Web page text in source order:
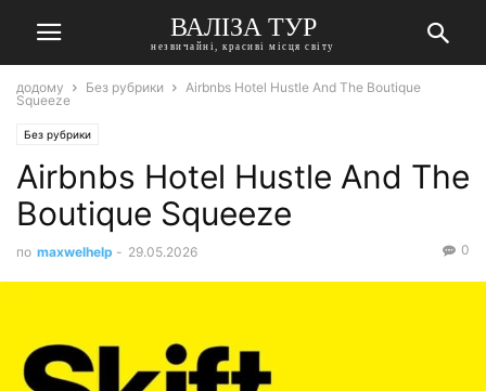
ВАЛІЗА ТУР
незвичайні, красиві місця світу
додому Без рубрики
Airbnbs Hotel Hustle And The Boutique
Squeeze
Без рубрики
Airbnbs Hotel Hustle And The
Boutique Squeeze
по maxwelhelp - 29.05.2026 0